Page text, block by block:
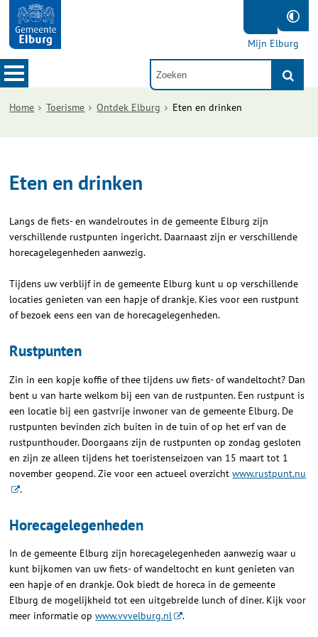
Mijn Elburg
Home Toerisme Ontdek Elburg Eten en drinken
Eten en drinken
Langs de fiets- en wandelroutes in de gemeente Elburg zijn
verschillende rustpunten ingericht. Daarnaast zijn er verschillende
horecagelegenheden aanwezig.
Tijdens uw verblijf in de gemeente Elburg kunt u op verschillende
locaties genieten van een hapje of drankje. Kies voor een rustpunt
of bezoek eens een van de horecagelegenheden.
Rustpunten
Zin in een kopje koffie of thee tijdens uw fiets- of wandeltocht? Dan
bent u van harte welkom bij een van de rustpunten. Een rustpunt is
een locatie bij een gastvrije inwoner van de gemeente Elburg. De
rustpunten bevinden zich buiten in de tuin of op het erf van de
rustpunthouder. Doorgaans zijn de rustpunten op zondag gesloten
en zijn ze alleen tijdens het toeristenseizoen van 15 maart tot 1
november geopend. Zie voor een actueel overzichtwww.rustpunt.nu
.
Horecagelegenheden
In de gemeente Elburg zijn horecagelegenheden aanwezig waar u
kunt bijkomen van uw fiets- of wandeltocht en kunt genieten van
een hapje of en drankje. Ook biedt de horeca in de gemeente
Elburg de mogelijkheid tot een uitgebreide lunch of diner. Kijk voor
meer informatie opwww.vvvelburg.nl .